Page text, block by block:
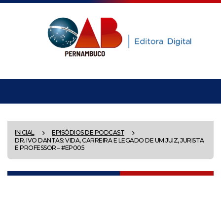
INICIAL
EPISÓDIOS DE PODCAST
DR. IVO DANTAS: VIDA, CARREIRA E LEGADO DE UM JUIZ, JURISTA
E PROFESSOR – #EP005